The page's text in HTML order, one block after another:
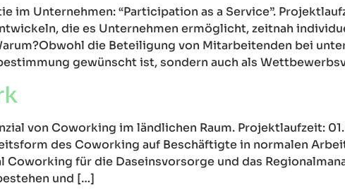
im Unternehmen: “Participation as a Service”.
die es Unternehmen ermöglicht, zeitnah
die Beteiligung von Mitarbeitenden bei
gewünscht ist, sondern auch als
von Coworking im ländlichen Raum. Projektlaufzeit:
des Coworking auf Beschäftigte in normalen
Coworking für die Daseinsvorsorge und das
und […]